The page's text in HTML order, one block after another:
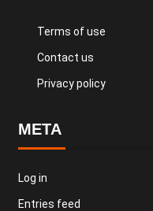
Terms of use
Contact us
Privacy policy
META
Log in
Entries feed